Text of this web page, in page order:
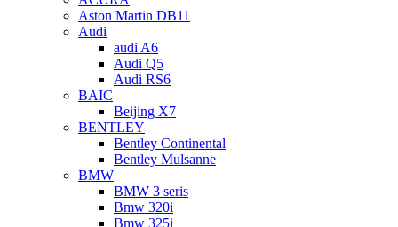
Aston Martin DB11
Audi
audi A6
Audi Q5
Audi RS6
BAIC
Beijing X7
BENTLEY
Bentley Continental
Bentley Mulsanne
BMW
BMW 3 seris
Bmw 320i
Bmw 325i